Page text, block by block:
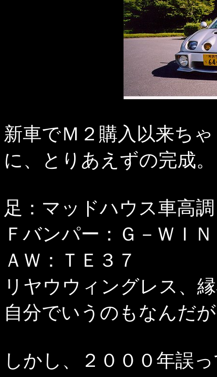
新車でＭ２購入以来ち
に、とりあえずの完成。
足：マッドハウス車高調
Ｆバンパー：Ｇ－ＷＩ
ＡＷ：ＴＥ３７
リヤウウィングレス、
自分でいうのもなんだ
しかし、２０００年誤